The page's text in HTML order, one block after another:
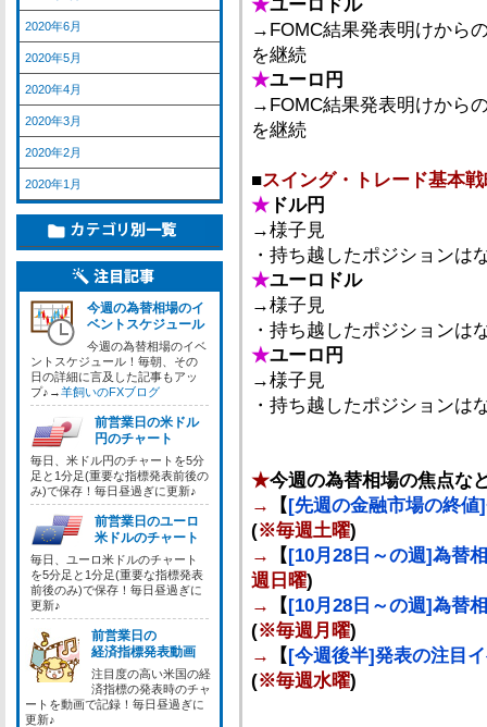
★ユーロドル
→FOMC結果発表明けから
を継続
★ユーロ円
→FOMC結果発表明けから
を継続
■スイング・トレード基本
★ ドル円
→様子見
・持ち越したポジションは
★ユーロドル
→様子見
・持ち越したポジションは
★ユーロ円
→様子見
・持ち越したポジションは
★今週の為替相場の焦点な
→
【[先週の金融市場の終
(※毎週土曜)
→
【[10月28日～の週]為替
週日曜)
→
【[10月28日～の週]為替
(※毎週月曜)
→
【[今週後半]発表の注目
(※毎週水曜)
2020年6月
2020年5月
2020年4月
2020年3月
2020年2月
2020年1月
今週の為替相場のイ
ベントスケジュール
今週の為替相場のイベ
ントスケジュール！毎朝、その
日の詳細に言及した記事もアッ
プ♪→羊飼いのFXブログ
前営業日の米ドル
円のチャート
毎日、米ドル円のチャートを5分
足と1分足(重要な指標発表前後の
み)で保存！毎日昼過ぎに更新♪
前営業日のユーロ
米ドルのチャート
毎日、ユーロ米ドルのチャート
を5分足と1分足(重要な指標発表
前後のみ)で保存！毎日昼過ぎに
更新♪
前営業日の
経済指標発表動画
注目度の高い米国の経
済指標の発表時のチャ
ートを動画で記録！毎日昼過ぎに
更新♪